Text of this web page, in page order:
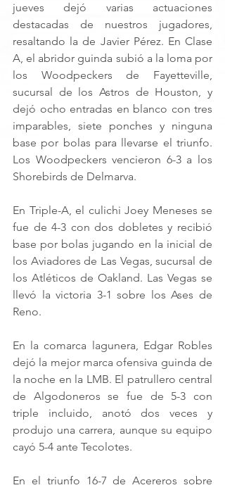
jueves dejó varias actuaciones
destacadas de nuestros jugadores,
resaltando la de Javier Pérez. En Clase
A, el abridor guinda subió a la loma por
los Woodpeckers de Fayetteville,
sucursal de los Astros de Houston, y
dejó ocho entradas en blanco con tres
imparables, siete ponches y ninguna
base por bolas para llevarse el triunfo.
Los Woodpeckers vencieron 6-3 a los
Shorebirds de Delmarva.
En Triple-A, el culichi Joey Meneses se
fue de 4-3 con dos dobletes y recibió
base por bolas jugando en la inicial de
los Aviadores de Las Vegas, sucursal de
los Atléticos de Oakland. Las Vegas se
llevó la victoria 3-1 sobre los Ases de
Reno.
En la comarca lagunera, Edgar Robles
dejó la mejor marca ofensiva guinda de
la noche en la LMB. El patrullero central
de Algodoneros se fue de 5-3 con
triple incluido, anotó dos veces y
produjo una carrera, aunque su equipo
cayó 5-4 ante Tecolotes.
En el triunfo 16-7 de Acereros sobre